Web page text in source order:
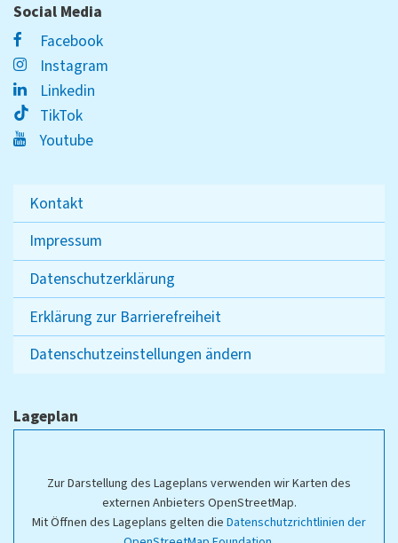
Social Media
Facebook
Instagram
Linkedin
TikTok
Youtube
Kontakt
Impressum
Datenschutzerklärung
Erklärung zur Barrierefreiheit
Datenschutzeinstellungen ändern
Lageplan
Zur Darstellung des Lageplans verwenden wir Karten des
externen Anbieters OpenStreetMap.
Mit Öffnen des Lageplans gelten die Datenschutzrichtlinien der